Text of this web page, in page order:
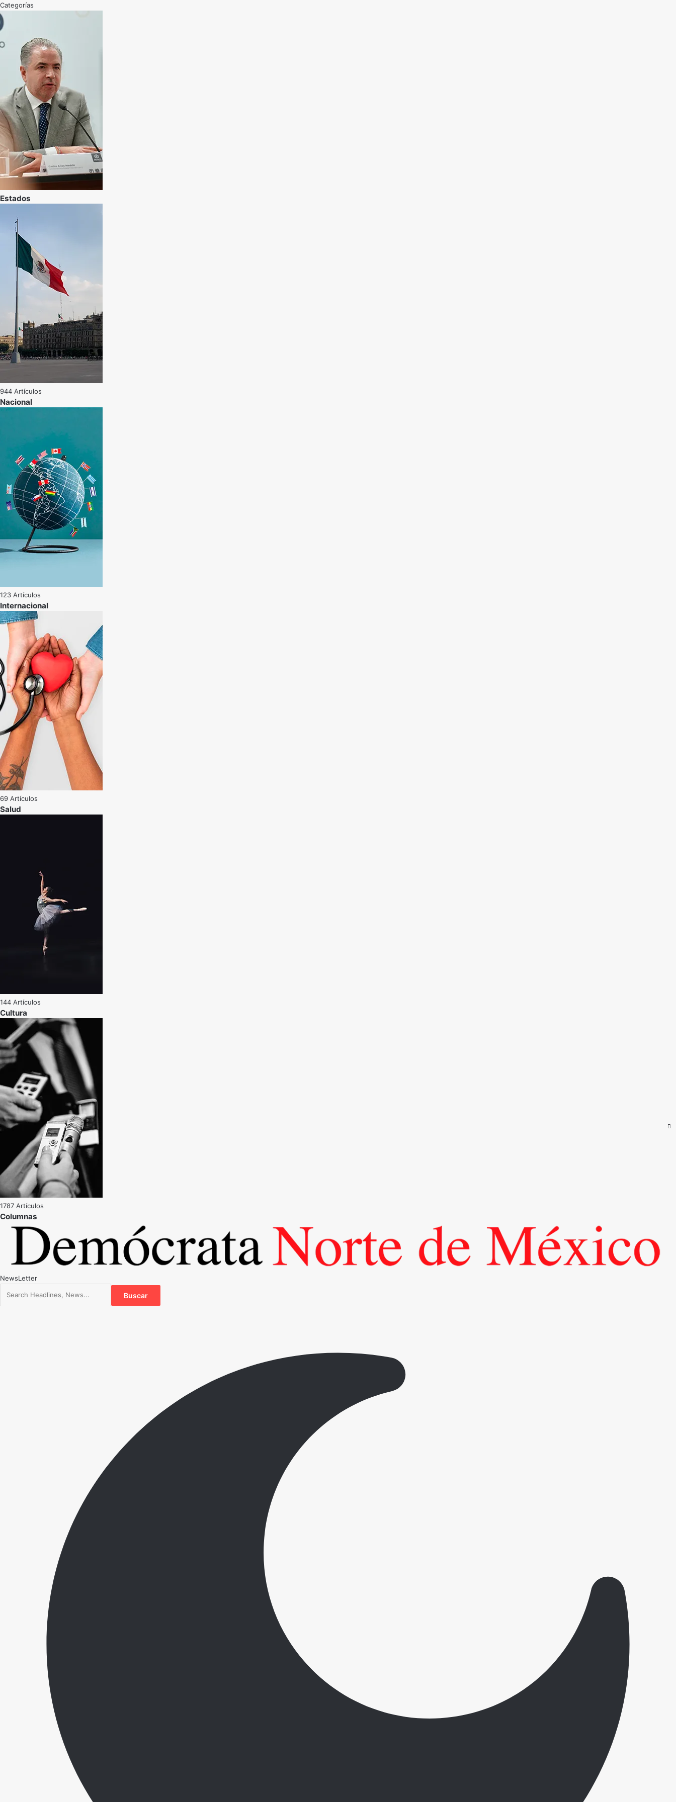
Categorías
Estados
944 Artículos
Nacional
123 Artículos
Internacional
69 Artículos
Salud
144 Artículos
Cultura
1787 Artículos
NewsLetter